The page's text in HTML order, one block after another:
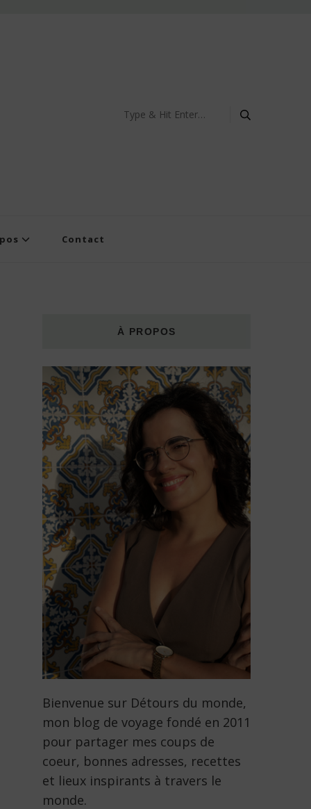
Looking
for
Contact
À PROPOS
Bienvenue sur Détours du monde,
mon blog de voyage fondé en 2011
pour partager mes coups de
coeur, bonnes adresses, recettes
et lieux inspirants à travers le
monde.